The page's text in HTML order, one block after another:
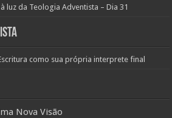
luz da Teologia Adventista – Dia 31
como sua própria interprete final
Nova Visão